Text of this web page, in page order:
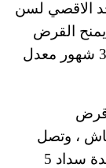
الاقصي لسن
يمنح القرض
بشرط انتظام تحويل المعاش بحد أدنى 3 شهور معدل
قرض
، وتصل
قيمة مبلغ القرض إلى 100 ألف جنيه ومدة سداد 5